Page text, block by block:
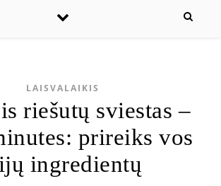
LAISVALAIKIS
riešutų sviestas –
prireiks vos
ingredientų